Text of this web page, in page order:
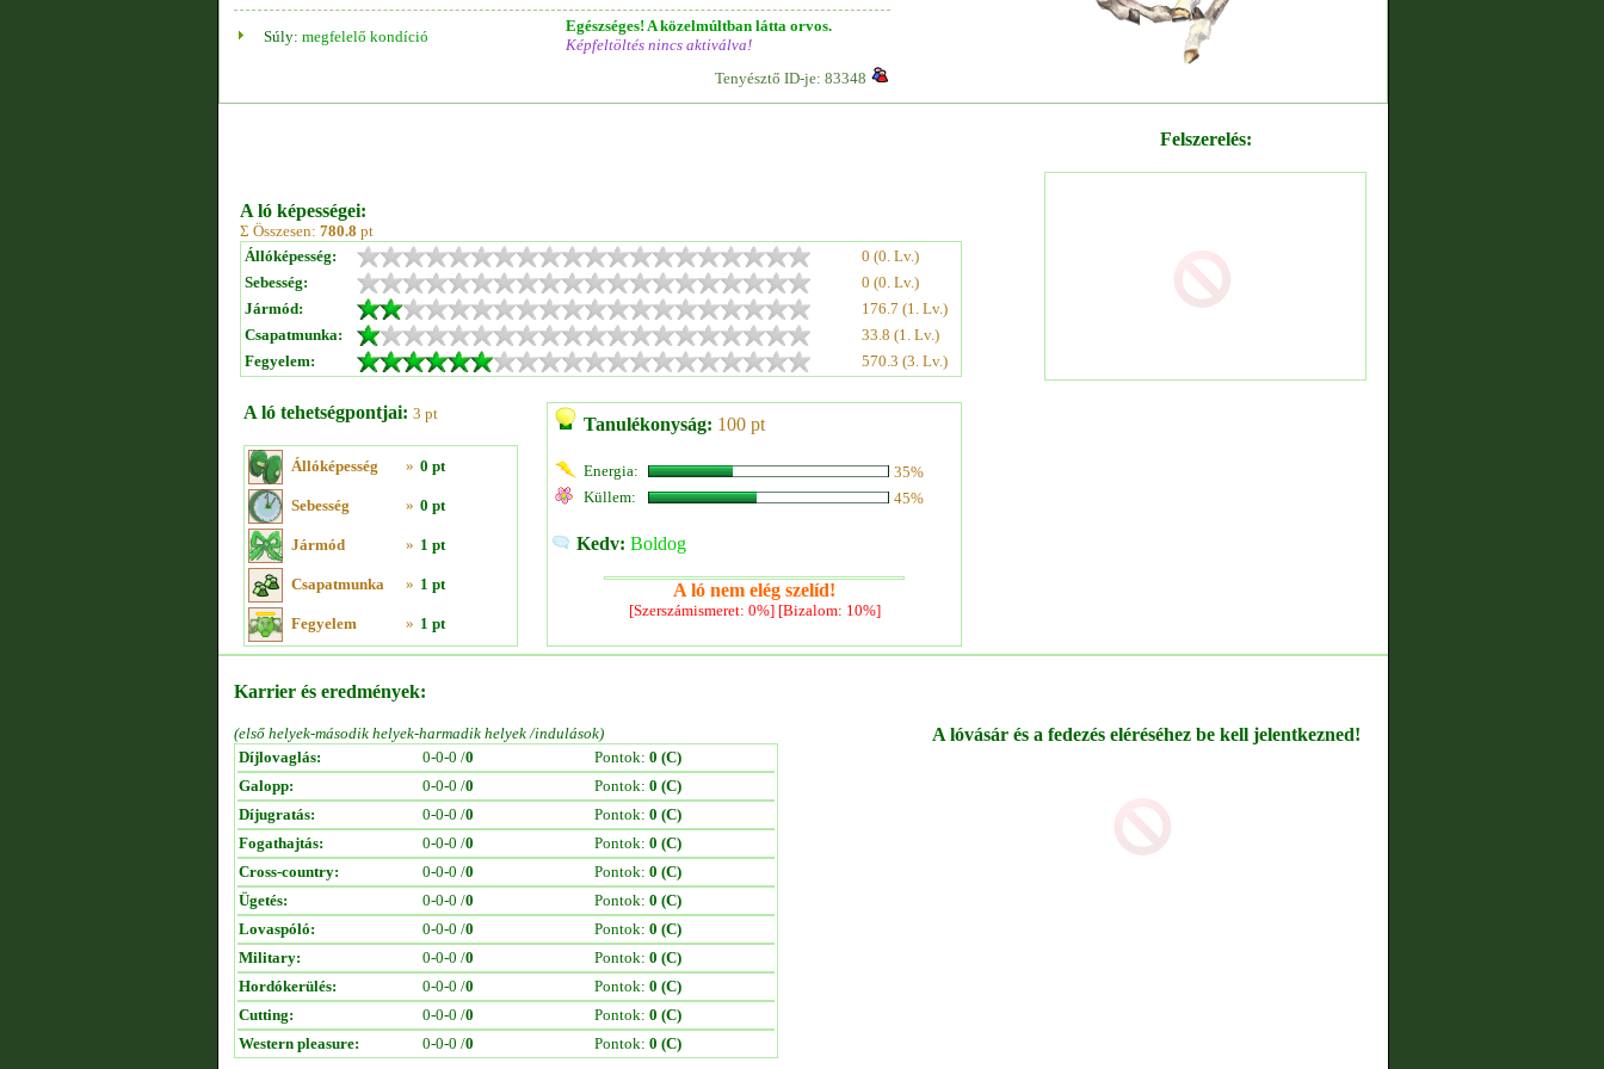
Súly: megfelelő kondíció
Egészséges! A közelmúltban látta orvos.
Képfeltöltés nincs aktiválva!
Tenyésztő ID-je: 83348
A ló képességei:
Σ Összesen: 780.8 pt
Állóképesség:
0 (0. Lv.)
Sebesség:
0 (0. Lv.)
Jármód:
176.7 (1. Lv.)
Csapatmunka:
33.8 (1. Lv.)
Fegyelem:
570.3 (3. Lv.)
A ló tehetségpontjai: 3 pt
Állóképesség » 0 pt
Sebesség » 0 pt
Jármód » 1 pt
Csapatmunka » 1 pt
Fegyelem » 1 pt
Tanulékonyság: 100 pt
Energia:
35%
Küllem:
45%
Kedv: Boldog
A ló nem elég szelíd!
[Szerszámismeret: 0%] [Bizalom: 10%]
Felszerelés:
Karrier és eredmények:
(első helyek-második helyek-harmadik helyek /indulások)
Díjlovaglás:
0-0-0 /0 Pontok: 0 (C)
Galopp:
0-0-0 /0 Pontok: 0 (C)
Díjugratás:
0-0-0 /0 Pontok: 0 (C)
Fogathajtás:
0-0-0 /0 Pontok: 0 (C)
Cross-country:
0-0-0 /0 Pontok: 0 (C)
Ügetés:
0-0-0 /0 Pontok: 0 (C)
Lovaspóló:
0-0-0 /0 Pontok: 0 (C)
Military:
0-0-0 /0 Pontok: 0 (C)
Hordókerülés:
0-0-0 /0 Pontok: 0 (C)
Cutting:
0-0-0 /0 Pontok: 0 (C)
Western pleasure:
0-0-0 /0 Pontok: 0 (C)
A lóvásár és a fedezés eléréséhez be kell jelentkezned!